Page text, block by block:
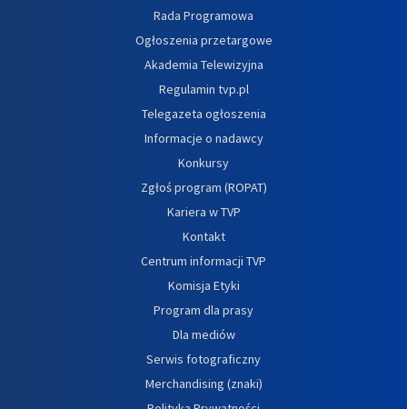
Rada Programowa
Ogłoszenia przetargowe
Akademia Telewizyjna
Regulamin tvp.pl
Telegazeta ogłoszenia
Informacje o nadawcy
Konkursy
Zgłoś program (ROPAT)
Kariera w TVP
Kontakt
Centrum informacji TVP
Komisja Etyki
Program dla prasy
Dla mediów
Serwis fotograficzny
Merchandising (znaki)